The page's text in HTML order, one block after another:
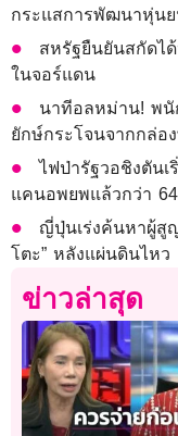
กระแสการพัฒนาหุ่น
สหรัฐยืนยันสกัดไ
ในจอร์แดน
นาทีอลหม่าน! พนั
ยักษ์กระโจนจากกล่อ
ไฟป่ารัฐวอชิงตัน
แคนอพยพแล้วกว่า
ญี่ปุ่นเร่งค้นหาผู้สู
โตะ” หลังแผ่นดินไหว
ข่าวล่าสุด